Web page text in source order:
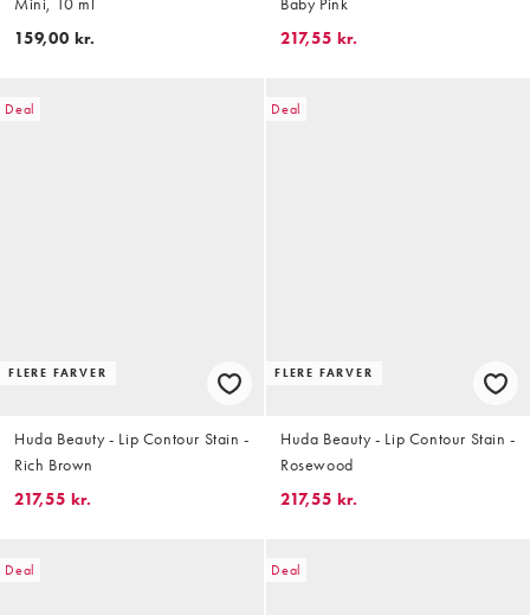
159,00 kr.
217,55 kr.
Deal
FLERE FARVER
Huda Beauty - Lip Contour Stain -
Rich Brown
217,55 kr.
Deal
FLERE FARVER
Huda Beauty - Lip Contour Stain -
Rosewood
217,55 kr.
Deal Deal